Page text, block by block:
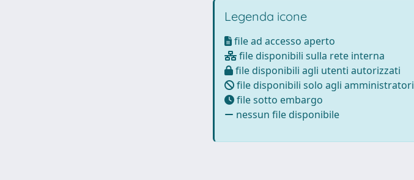
Legenda icone
file ad accesso aperto
file disponibili sulla rete interna
file disponibili agli utenti autorizzati
file disponibili solo agli amministratori
file sotto embargo
nessun file disponibile